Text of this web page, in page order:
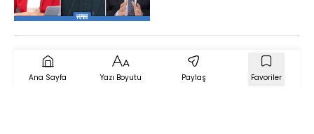
Ana Sayfa Yazı Boyutu Paylaş Favoriler